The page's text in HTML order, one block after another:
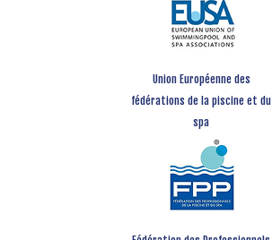
Union Européenne des
fédérations de la piscine et du
spa